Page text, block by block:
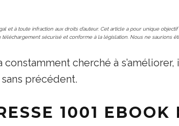
et à toute infraction aux droits d’auteur. Cet article a pour unique
sécurisé et conforme à la législation. Nous ne saurions
cherché à
précédent.
1001 EBOOK